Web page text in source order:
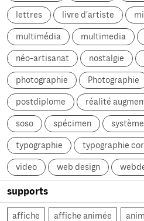
lettres livre d'artiste
multimédia multimedia
néo-artisanat nostalgie
photographie Photographie
postdiplome réalité
soso spécimen
typographie typographie
video web design
supports
affiche affiche animée